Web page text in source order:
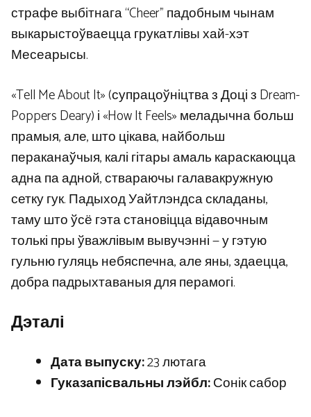
страфе выбітнага “Cheer” падобным чынам
выкарыстоўваецца грукатлівы хай-хэт
Месеарысы.
«Tell Me About It» (супрацоўніцтва з Доці з Dream-
Poppers Deary) і «How It Feels» меладычна больш
прамыя, але, што цікава, найбольш
пераканаўчыя, калі гітары амаль караскаюцца
адна па адной, ствараючы галавакружную
сетку гук. Падыход Уайтлэндса складаны,
таму што ўсё гэта становіцца відавочным
толькі пры ўважлівым вывучэнні — у гэтую
гульню гуляць небяспечна, але яны, здаецца,
добра падрыхтаваныя для перамогі.
Дэталі
Дата выпуску:23 лютага
Гуказапісвальны лэйбл:Сонік сабор